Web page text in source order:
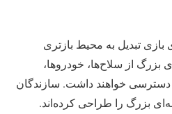
تبدیل به محیط بازتری
بزرگ از سلاح‌ها، خودروها،
دسترسی خواهند داشت. سازندگان
بزرگ را طراحی کرده‌اند.